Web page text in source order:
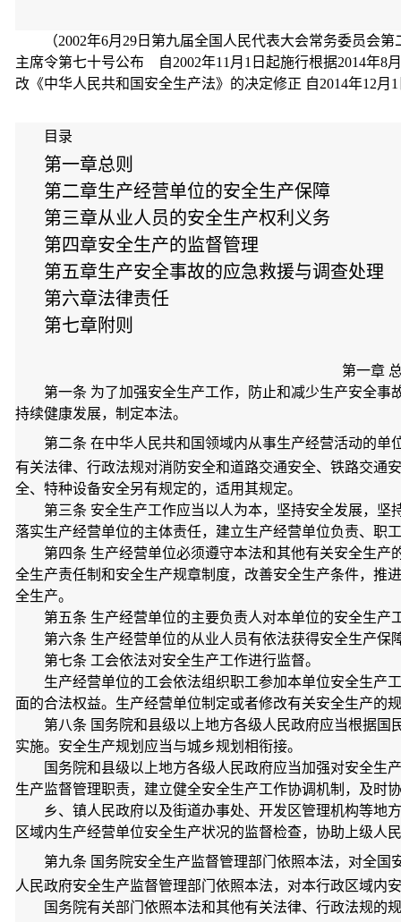
（2002年6月 29 日第九届全国人民代表大会常务委员会
主席令第七十号公布 自2002年11 月 1 日起施行根据2014年8月
改《中华人民共和国安全生产法》的决定修正 自2014年12月 1
目录
第一章总则
第二章生产经营单位的安全生产保障
第三章从业人员的安全生产权利义务
第四章安全生产的监督管理
第五章生产安全事故的应急救援与调查处理
第六章法律责任
第七章附则
第一章
第一条 为了加强安全生产工作，防止和减少生产安全
持续健康发展，制定本法。
第二条 在中华人民共和国领域内从事生产经营活动的单
有关法律、行政法规对消防安全和道路交通安全、铁路交通
全、特种设备安全另有规定的，适用其规定。
第三条 安全生产工作应当以人为本，坚持安全发展，
落实生产经营单位的主体责任，建立生产经营单位负责、职
第四条 生产经营单位必须遵守本法和其他有关安全生
全生产责任制和安全生产规章制度，改善安全生产条件，推
全生产。
第五条 生产经营单位的主要负责人对本单位的安全生产
第六条 生产经营单位的从业人员有依法获得安全生产
第七条 工会依法对安全生产工作进行监督。
生产经营单位的工会依法组织职工参加本单位安全生产
面的合法权益。生产经营单位制定或者修改有关安全生产的
第八条 国务院和县级以上地方各级人民政府应当根据
实施。安全生产规划应当与城乡规划相衔接。
国务院和县级以上地方各级人民政府应当加强对安全生
生产监督管理职责，建立健全安全生产工作协调机制，及时
乡、镇人民政府以及街道办事处、开发区管理机构等地
区域内生产经营单位安全生产状况的监督检查，协助上级人
第九条 国务院安全生产监督管理部门依照本法，对全国
人民政府安全生产监督管理部门依照本法，对本行政区域内
国务院有关部门依照本法和其他有关法律、行政法规的